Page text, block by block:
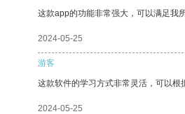
这款app的功能非常强大，可以满足我
2024-05-25
游客
这款软件的学习方式非常灵活，可以根
2024-05-25